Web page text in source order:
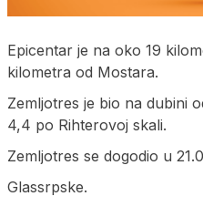
Epicentar je na oko 19
kilometra od Mostara.
Zemljotres je bio na dubini
4,4 po Rihterovoj skali.
Zemljotres se dogodio u
Glassrpske.